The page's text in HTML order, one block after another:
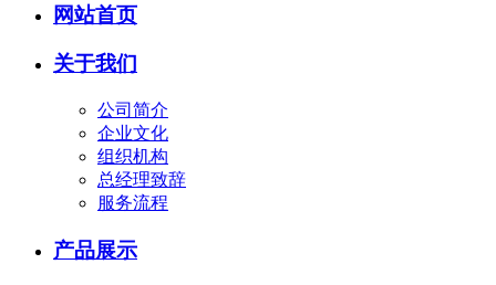
网站首页
关于我们
公司简介
企业文化
组织机构
总经理致辞
服务流程
产品展示